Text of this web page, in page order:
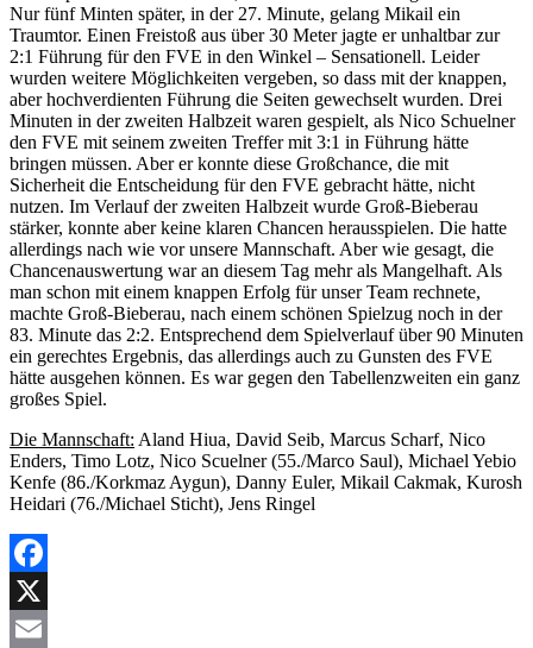
Nur fünf Minten später, in der 27. Minute, gelang Mikail ein
Traumtor. Einen Freistoß aus über 30 Meter jagte er unhaltbar zur
2:1 Führung für den FVE in den Winkel – Sensationell. Leider
wurden weitere Möglichkeiten vergeben, so dass mit der knappen,
aber hochverdienten Führung die Seiten gewechselt wurden. Drei
Minuten in der zweiten Halbzeit waren gespielt, als Nico Schuelner
den FVE mit seinem zweiten Treffer mit 3:1 in Führung hätte
bringen müssen. Aber er konnte diese Großchance, die mit
Sicherheit die Entscheidung für den FVE gebracht hätte, nicht
nutzen. Im Verlauf der zweiten Halbzeit wurde Groß-Bieberau
stärker, konnte aber keine klaren Chancen herausspielen. Die hatte
allerdings nach wie vor unsere Mannschaft. Aber wie gesagt, die
Chancenauswertung war an diesem Tag mehr als Mangelhaft. Als
man schon mit einem knappen Erfolg für unser Team rechnete,
machte Groß-Bieberau, nach einem schönen Spielzug noch in der
83. Minute das 2:2. Entsprechend dem Spielverlauf über 90 Minuten
ein gerechtes Ergebnis, das allerdings auch zu Gunsten des FVE
hätte ausgehen können. Es war gegen den Tabellenzweiten ein ganz
großes Spiel.
Die Mannschaft: Aland Hiua, David Seib, Marcus Scharf, Nico
Enders, Timo Lotz, Nico Scuelner (55./Marco Saul), Michael Yebio
Kenfe (86./Korkmaz Aygun), Danny Euler, Mikail Cakmak, Kurosh
Heidari (76./Michael Sticht), Jens Ringel
Facebook
X